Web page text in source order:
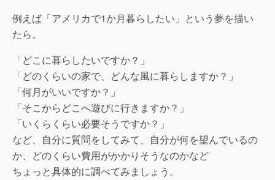
例えば「アメリカで1か月暮らしたい」という夢を描い
たら。
「どこに暮らしたいですか？」
「どのくらいの家で、どんな風に暮らしますか？」
「何月がいいですか？」
「そこからどこへ遊びに行きますか？」
「いくらくらい必要そうですか？」
など、自分に質問をしてみて、自分が何を望んでいるの
か、どのくらい費用がかかりそうなのかなど
ちょっと具体的に調べてみましょう。